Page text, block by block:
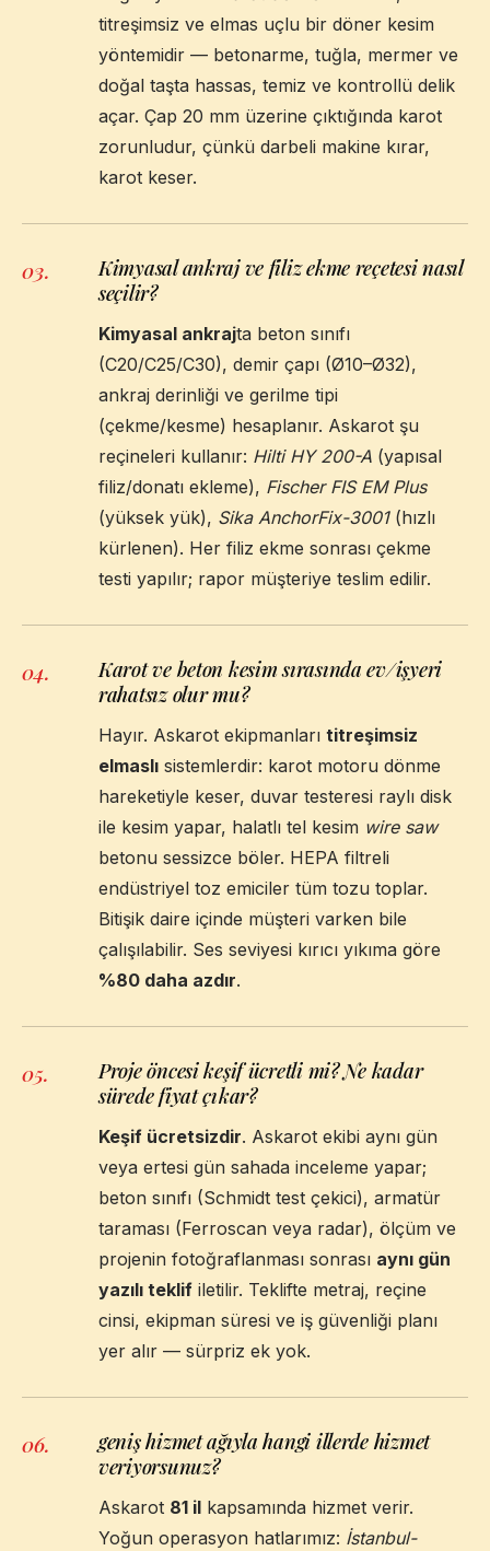
titreşimsiz ve elmas uçlu bir döner kesim
yöntemidir — betonarme, tuğla, mermer ve
doğal taşta hassas, temiz ve kontrollü delik
açar. Çap 20 mm üzerine çıktığında karot
zorunludur, çünkü darbeli makine kırar,
karot keser.
03.
Kimyasal ankraj ve filiz ekme reçetesi nasıl
seçilir?
Kimyasal ankrajta beton sınıfı
(C20/C25/C30), demir çapı (Ø10–Ø32),
ankraj derinliği ve gerilme tipi
(çekme/kesme) hesaplanır. Askarot şu
reçineleri kullanır: Hilti HY 200-A (yapısal
filiz/donatı ekleme), Fischer FIS EM Plus
(yüksek yük), Sika AnchorFix-3001(hızlı
kürlenen). Her filiz ekme sonrası çekme
testi yapılır; rapor müşteriye teslim edilir.
04.
Karot ve beton kesim sırasında ev/işyeri
rahatsız olur mu?
Hayır. Askarot ekipmanları titreşimsiz
elmaslı sistemlerdir: karot motoru dönme
hareketiyle keser, duvar testeresi raylı disk
ile kesim yapar, halatlı tel kesim wire saw
betonu sessizce böler. HEPA filtreli
endüstriyel toz emiciler tüm tozu toplar.
Bitişik daire içinde müşteri varken bile
çalışılabilir. Ses seviyesi kırıcı yıkıma göre
%80 daha azdır.
05.
Proje öncesi keşif ücretli mi? Ne kadar
sürede fiyat çıkar?
Keşif ücretsizdir. Askarot ekibi aynı gün
veya ertesi gün sahada inceleme yapar;
beton sınıfı (Schmidt test çekici), armatür
taraması (Ferroscan veya radar), ölçüm ve
projenin fotoğraflanması sonrası aynı gün
yazılı teklif iletilir. Teklifte metraj, reçine
cinsi, ekipman süresi ve iş güvenliği planı
yer alır — sürpriz ek yok.
06.
geniş hizmet ağıyla hangi illerde hizmet
veriyorsunuz?
Askarot 81 il kapsamında hizmet verir.
Yoğun operasyon hatlarımız: İstanbul-